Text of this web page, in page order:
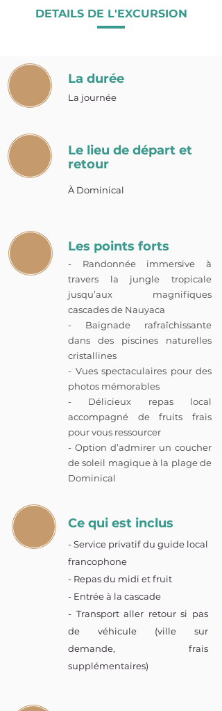
DETAILS DE L'EXCURSION
La durée
La journée
Le lieu de départ et
retour
À Dominical
Les points forts
- Randonnée immersive à
travers la jungle tropicale
jusqu’aux magnifiques
cascades de Nauyaca
- Baignade rafraîchissante
dans des piscines naturelles
cristallines
- Vues spectaculaires pour des
photos mémorables
- Délicieux repas local
accompagné de fruits frais
pour vous ressourcer
- Option d’admirer un coucher
de soleil magique à la plage de
Dominical
Ce qui est inclus
- Service privatif du guide local
francophone
- Repas du midi et fruit
- Entrée à la cascade
- Transport aller retour si pas
de véhicule (ville sur
demande, frais
supplémentaires)